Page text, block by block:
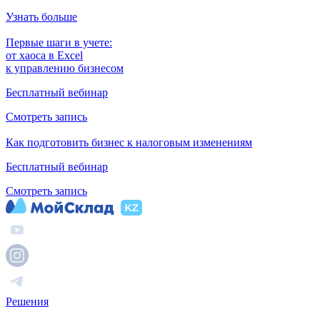
Узнать больше
Первые шаги в учете:
от хаоса в Excel
к управлению бизнесом
Бесплатный вебинар
Смотреть запись
Как подготовить бизнес к налоговым изменениям
Бесплатный вебинар
Смотреть запись
Решения